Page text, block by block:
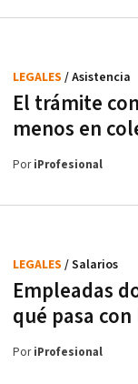
El trámite
menos en
LEGALES / Asistencia
PoriProfesional
Empleadas
qué pasa
LEGALES / Salarios
PoriProfesional